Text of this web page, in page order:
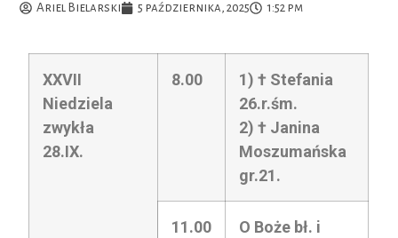
Ariel Bielarski 5 października, 2025 1:52 pm
XXVII
Niedziela
zwykła
28.IX.
8.00
1) † Stefania
26.r.śm.
2) † Janina
Moszumańska
gr.21.
11.00
O Boże bł. i